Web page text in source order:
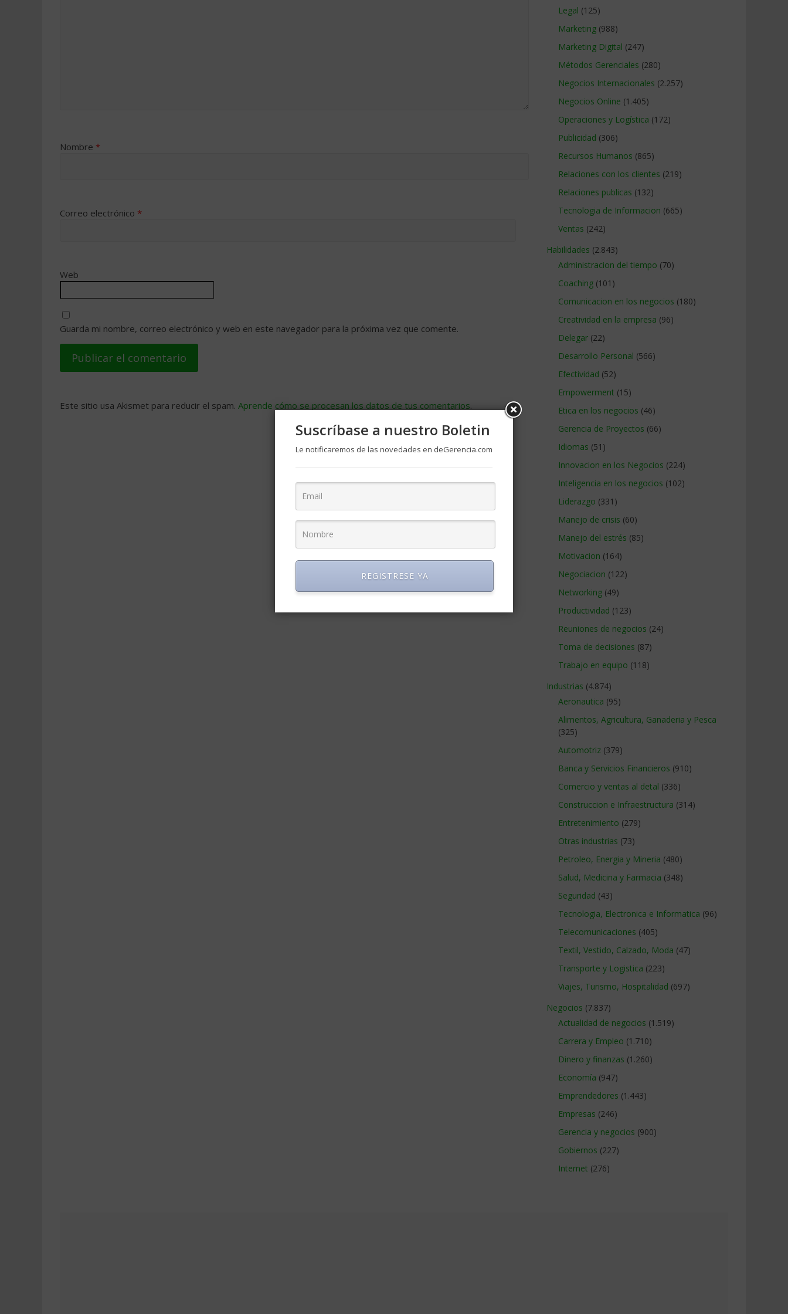
Nombre *
Correo electrónico *
Web
Guarda mi nombre, correo electrónico y web en este navegador para la próxima vez que comente.
Este sitio usa Akismet para reducir el spam. Aprende cómo se procesan los datos de tus comentarios.
Legal (125)
Marketing (988)
Marketing Digital (247)
Métodos Gerenciales (280)
Negocios Internacionales (2.257)
Negocios Online (1.405)
Operaciones y Logística (172)
Publicidad (306)
Recursos Humanos (865)
Relaciones con los clientes (219)
Relaciones publicas (132)
Tecnologia de Informacion (665)
Ventas (242)
Habilidades (2.843)
Administracion del tiempo (70)
Coaching (101)
Comunicacion en los negocios (180)
Creatividad en la empresa (96)
Delegar (22)
Desarrollo Personal (566)
Efectividad (52)
Empowerment (15)
Etica en los negocios (46)
Gerencia de Proyectos (66)
Idiomas (51)
Innovacion en los Negocios (224)
Inteligencia en los negocios (102)
Liderazgo (331)
Manejo de crisis (60)
Manejo del estrés (85)
Motivacion (164)
Negociacion (122)
Networking (49)
Productividad (123)
Reuniones de negocios (24)
Toma de decisiones (87)
Trabajo en equipo (118)
Industrias (4.874)
Aeronautica (95)
Alimentos, Agricultura, Ganaderia y Pesca
(325)
Automotriz (379)
Banca y Servicios Financieros (910)
Comercio y ventas al detal (336)
Construccion e Infraestructura (314)
Entretenimiento (279)
Otras industrias (73)
Petroleo, Energia y Mineria (480)
Salud, Medicina y Farmacia (348)
Seguridad (43)
Tecnologia, Electronica e Informatica (96)
Telecomunicaciones (405)
Textil, Vestido, Calzado, Moda (47)
Transporte y Logistica (223)
Viajes, Turismo, Hospitalidad (697)
Negocios (7.837)
Actualidad de negocios (1.519)
Carrera y Empleo (1.710)
Dinero y finanzas (1.260)
Economía (947)
Emprendedores (1.443)
Empresas (246)
Gerencia y negocios (900)
Gobiernos (227)
Internet (276)
Suscríbase a nuestro Boletin
Le notificaremos de las novedades en deGerencia.com
REGISTRESE YA